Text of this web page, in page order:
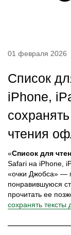
01 февраля 2026
Список
iPhone,
чтения
«Список для
Safari на iPhone,
«очки Джобса» —
понравившуюся
прочитать ее
сохранять